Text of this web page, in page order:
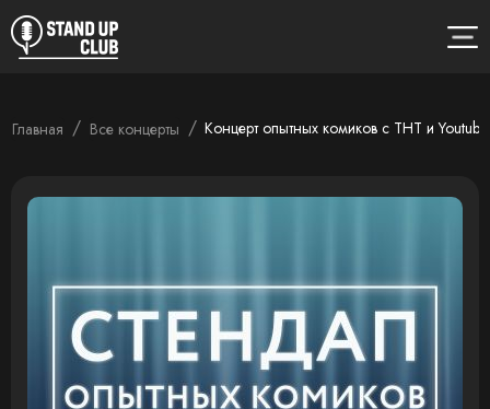
Главная / Все концерты / Концерт опытных комиков с ТНТ и Youtube